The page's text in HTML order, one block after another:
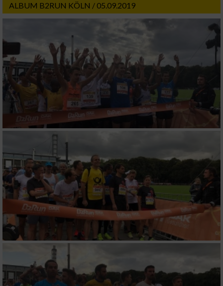
ALBUM B2RUN KÖLN / 05.09.2019
Verwendung von Profilen zur Auswahl
personalisierter Werbung
Erstellung von Profilen zur Personalisierung
von Inhalten
Verwendung von Profilen zur Auswahl
personalisierter Inhalte
Messung der Werbeleistung
Analyse von Zielgruppen durch Statistiken
oder Kombinationen von Daten aus
verschiedenen Quellen
Entwicklung und Verbesserung der Angebote
Verwendung reduzierter Daten zur Auswahl
von Inhalten
Verwendung genauer Standortdaten